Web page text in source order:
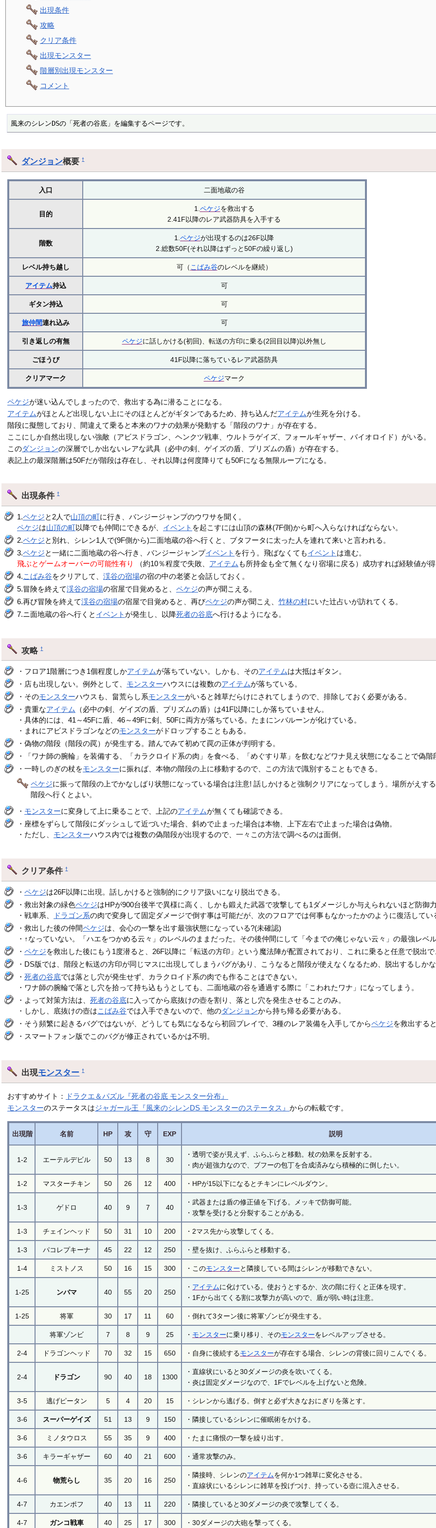
出現条件
攻略
クリア条件
出現モンスター
階層別出現モンスター
コメント
風来のシレンDSの「死者の谷底」を編集するページです。
ダンジョン概要†
入口 二面地蔵の谷
目的
1.ペケジを救出する
2.41F以降のレア武器防具を入手する
階数
1.ペケジが出現するのは26F以降
2.総数50F(それ以降はずっと50Fの繰り返し)
レベル持ち越し 可（こばみ谷のレベルを継続）
アイテム持込 可
ギタン持込 可
旅仲間連れ込み 可
引き返しの有無 ペケジに話しかける(初回)、転送の方印に乗る(2回目以降)以外無し
ごほうび 41F以降に落ちているレア武器防具
クリアマーク ペケジマーク
ペケジが迷い込んでしまったので、救出する為に潜ることになる。
アイテムがほとんど出現しない上にそのほとんどがギタンであるため、持ち込んだアイテムが生死を分ける。
階段に擬態しており、間違えて乗ると本来のワナの効果が発動する「階段のワナ」が存在する。
ここにしか自然出現しない強敵（アビスドラゴン、ヘンクツ戦車、ウルトラゲイズ、フォールギャザー、バイオロイド）がいる。
このダンジョンの深層でしか出ないレアな武具（必中の剣、ゲイズの盾、プリズムの盾）が存在する。
表記上の最深階層は50Fだが階段は存在し、それ以降は何度降りても50Fになる無限ループになる。
出現条件†
1.ペケジと2人で山頂の町に行き、バンジージャンプのウワサを聞く。
ペケジは山頂の町以降でも仲間にできるが、 イベント を起こすには山頂の森林(7F側)から町へ入らなければならない。
2.ペケジと別れ、シレン1人で(9F側から)二面地蔵の谷へ行くと、ブタフータに太った人を連れて来いと言われる。
3.ペケジと一緒に二面地蔵の谷へ行き、バンジージャンプイベント を行う。飛ばなくてもイベント は進む。
飛ぶとゲームオーバーの可能性有り
（約10％程度で失敗、 アイテム も所持金も全て無くなり宿場に戻る）成功すれば経験値が
4.こばみ谷をクリアして、渓谷の宿場の宿の中の老婆と会話しておく。
5.冒険を終えて渓谷の宿場の宿屋で目覚めると、ペケジの声が聞こえる。
6.再び冒険を終えて渓谷の宿場の宿屋で目覚めると、再びペケジの声が聞こえ、竹林の村にいた辻占いが訪れてくる。
7.ニ面地蔵の谷へ行くと イベント が発生し、以降死者の谷底へ行けるようになる。
攻略†
・フロア1階層につき1個程度しかアイテムが落ちていない。しかも、そのアイテムは大抵はギタン。
・店も出現しない。例外として、 モンスターハウスには複数のアイテムが落ちている。
・そのモンスターハウスも、畠荒らし系モンスターがいると雑草だらけにされてしまうので、排除しておく必要がある。
・貴重なアイテム （必中の剣、ゲイズの盾、プリズムの盾）は41F以降にしか落ちていません。
・具体的には、41～45Fに盾、46～49Fに剣、50Fに両方が落ちている。たまにンバルーンが化けている。
・まれにアビスドラゴンなどのモンスターがドロップすることもある。
・偽物の階段（階段の罠）が発生する。踏んでみて初めて罠の正体が判明する。
・「ワナ師の腕輪」を装備する、「カラクロイド系の肉」を食べる、「めぐすり草」を飲むなどワナ見え状態になることで偽
・一時しのぎの杖をモンスターに振れば、本物の階段の上に移動するので、この方法で識別することもできる。
ペケジに振って階段の上でかなしばり状態になっている場合は注意! 話しかけると強制クリアになってしまう。場所がえす
階段へ行くとよい。
・ モンスターに変身して上に乗ることで、上記のアイテムが無くても確認できる。
・座標をずらして階段にダッシュして近づいた場合、斜めで止まった場合は本物、上下左右で止まった場合は偽物。
・ただし、 モンスターハウス内では複数の偽階段が出現するので、一々この方法で調べるのは面倒。
クリア条件†
・ペケジは26F以降に出現。話しかけると強制的にクリア扱いになり脱出できる。
・救出対象の緑色ペケジはHPが900台後半で異様に高く、しかも鍛えた武器で攻撃しても1ダメージしか与えられないほど防御
・戦車系、
ドラゴン系の肉で変身して固定ダメージで倒す事は可能だが、次のフロアでは何事もなかったかのように復活してい
・救出した後の仲間ペケジは、会心の一撃を出す最強状態になっている?(未確認)
・↑なっていない。「ハエをつかめる云々」のレベルのままだった。その後仲間にして「今までの俺じゃない云々」の最強レベ
・ペケジを救出した後にもう1度潜ると、26F以降に「転送の方印」という魔法陣が配置されており、これに乗ると任意で脱出
・DS版では、階段と転送の方印が同じマスに出現してしまうバグがあり、こうなると階段が使えなくなるため、脱出するしか
・死者の谷底では落とし穴が発生せず、カラクロイド系の肉でも作ることはできない。
・ワナ師の腕輪で落とし穴を拾って持ち込もうとしても、二面地蔵の谷を通過する際に「こわれたワナ」になってしまう。
・よって対策方法は、死者の谷底に入ってから底抜けの壺を割り、落とし穴を発生させることのみ。
・しかし、底抜けの壺はこばみ谷では入手できないので、他のダンジョンから持ち帰る必要がある。
・そう頻繁に起きるバグではないが、どうしても気になるなら初回プレイで、3種のレア装備を入手してからペケジを救出する
・スマートフォン版でこのバグが修正されているかは不明。
出現モンスター †
おすすめサイト：
ドラクエ＆パズル『死者の谷底 モンスター分布』
モンスターのステータスはジャガール王『風来のシレンDS モンスターのステータス』からの転載です。
出現階 名前 HP 攻 守 EXP 説明
1-2 エーテルデビル 50 13 8 30
・透明で姿が見えず、ふらふらと移動。杖の効果を反射する。
・肉が超強力なので、ブフーの包丁を合成済みなら積極的に倒したい。
1-2 マスターチキン 50 26 12 400 ・HPが15以下になるとチキンにレベルダウン。
1-3 ゲドロ 40 9 7 40
・武器または盾の修正値を下げる。メッキで防御可能。
・攻撃を受けると分裂することがある。
1-3 チェインヘッド 50 31 10 200 ・2マス先から攻撃してくる。
1-3 パコレプキーナ 45 22 12 250 ・壁を抜け、ふらふらと移動する。
1-4 ミストノス 50 16 15 300 ・このモンスターと隣接している間はシレンが移動できない。
1-25 ンバマ 40 55 20 250
・ アイテムに化けている。使おうとするか、次の階に行くと正体を現す。
・1Fから出てくる割に攻撃力が高いので、盾が弱い時は注意。
1-25 将軍 30 17 11 60 ・倒れて3ターン後に将軍ゾンビが発生する。
将軍ゾンビ 7 8 9 25 ・ モンスターに乗り移り、そのモンスターをレベルアップさせる。
2-4 ドラゴンヘッド 70 32 15 650 ・自身に後続するモンスターが存在する場合、シレンの背後に回りこんでくる。
2-4 ドラゴン 90 40 18 1300
・直線状にいると30ダメージの炎を吹いてくる。
・炎は固定ダメージなので、1Fでレベルを上げないと危険。
3-5 逃げピータン 5 4 20 15 ・シレンから逃げる。倒すと必ず大きなおにぎりを落とす。
3-6 スーパーゲイズ 51 13 9 150 ・隣接しているシレンに催眠術をかける。
3-6 ミノタウロス 55 35 9 400 ・たまに痛恨の一撃を繰り出す。
3-6 キラーギャザー 60 40 21 600 ・通常攻撃のみ。
4-6 物荒らし 35 20 16 250
・隣接時、シレンのアイテムを何か1つ雑草に変化させる。
・直線状にいるシレンに雑草を投げつけ、持っている壺に混入させる。
4-7 カエンポフ 40 13 11 220 ・隣接していると30ダメージの炎で攻撃してくる。
4-7 ガンコ戦車 40 25 17 300 ・30ダメージの大砲を撃ってくる。